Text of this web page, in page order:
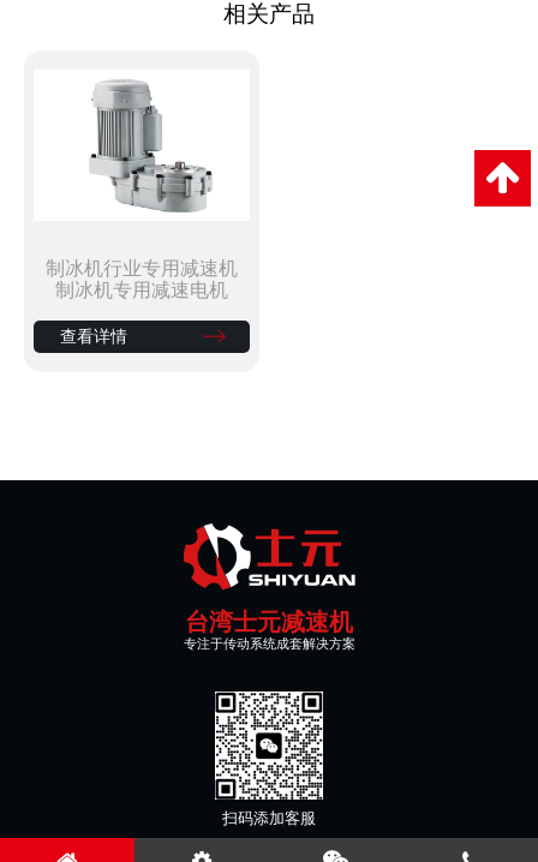
相关产品
制冰机行业专用减速机
制冰机专用减速电机
查看详情
台湾士元减速机
专注于传动系统成套解决方案
扫码添加客服